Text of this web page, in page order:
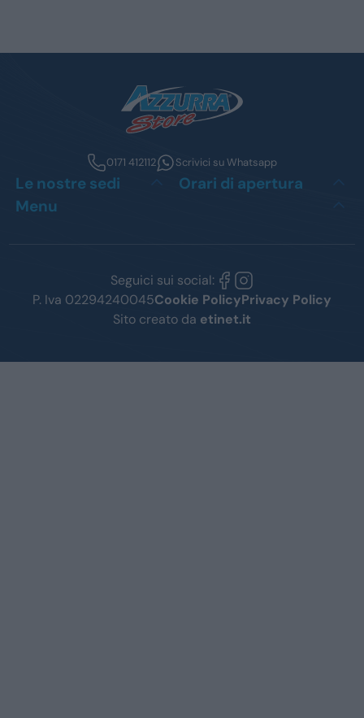
0171 412112 Scrivici su Whatsapp
Le nostre sedi
Orari di apertura
Menu
Seguici sui social:
P. Iva 02294240045Cookie PolicyPrivacy Policy
Sito creato da etinet.it